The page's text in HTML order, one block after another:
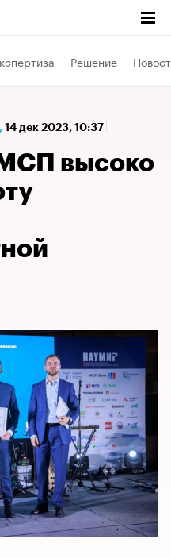
Решение
, 14 дек 2023, 10:37
высоко